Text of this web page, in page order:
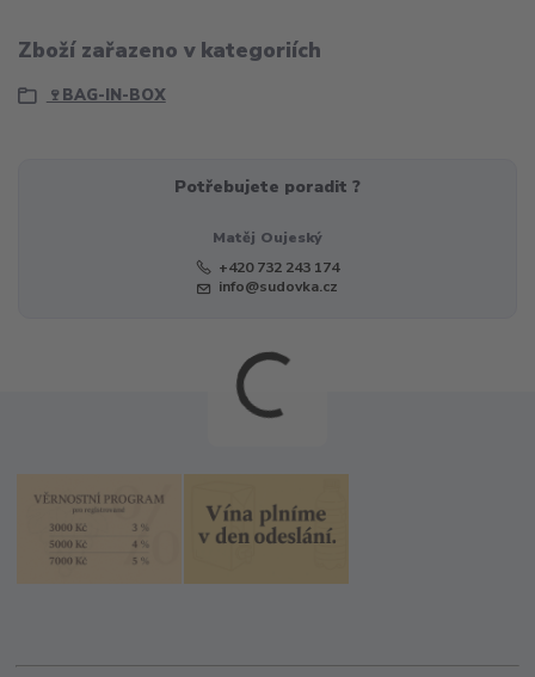
Zboží zařazeno v kategoriích
🍷BAG-IN-BOX
Potřebujete poradit ?
Matěj Oujeský
+420 732 243 174
info@sudovka.cz